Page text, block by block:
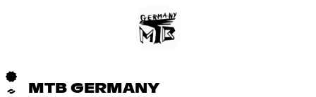
MTB GERMANY